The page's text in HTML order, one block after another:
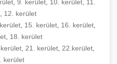
, 9. kerület, 10. kerület, 11.
12. kerület
15. kerület 16. kerület
18. kerület
21. kerület 22.kerület
kerület